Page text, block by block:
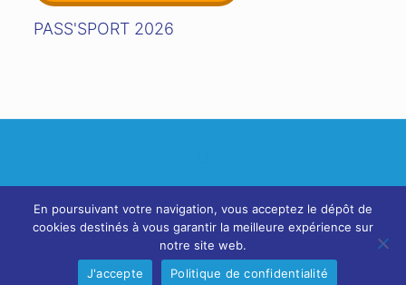
PASS'SPORT 2026
2019 UGSEL 75
En poursuivant votre navigation, vous acceptez le dépôt de
cookies destinés à vous garantir la meilleure expérience sur
notre site web.
J'accepte
Politique de confidentialité